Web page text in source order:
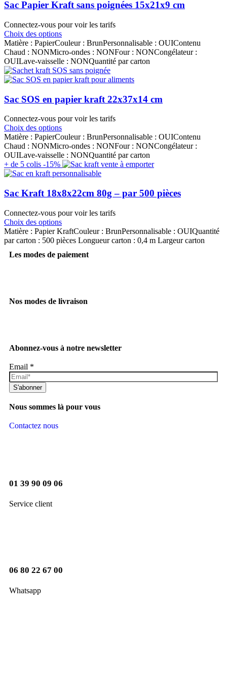
Sac Papier Kraft sans poignées 15x21x9 cm
Connectez-vous pour voir les tarifs
Choix des options
Matière : PapierCouleur : BrunPersonnalisable : OUIContenu
Chaud : NONMicro-ondes : NONFour : NONCongélateur :
OUILave-vaisselle : NONQuantité par carton
Sac SOS en papier kraft 22x37x14 cm
Connectez-vous pour voir les tarifs
Choix des options
Matière : PapierCouleur : BrunPersonnalisable : OUIContenu
Chaud : NONMicro-ondes : NONFour : NONCongélateur :
OUILave-vaisselle : NONQuantité par carton
+ de 5 colis -15%
Sac Kraft 18x8x22cm 80g – par 500 pièces
Connectez-vous pour voir les tarifs
Choix des options
Matière : Papier KraftCouleur : BrunPersonnalisable : OUIQuantité
par carton : 500 pièces Longueur carton : 0,4 m Largeur carton
Les modes de paiement
Nos modes de livraison
Abonnez-vous à notre newsletter
Email *
S'abonner
Nous sommes là pour vous
Contactez nous
01 39 90 09 06
Service client
06 80 22 67 00
Whatsapp